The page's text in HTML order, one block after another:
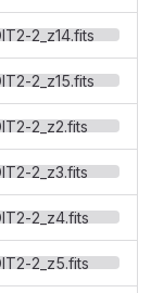
2_z14.fits
2_z15.fits
2_z2.fits
2_z3.fits
2_z4.fits
2_z5.fits